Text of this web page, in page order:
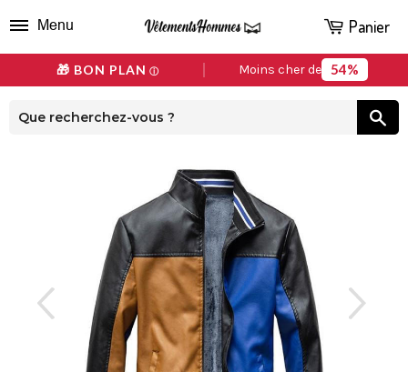
🎁 BON PLAN ⓘ Moins cher de 54%
Menu Panier